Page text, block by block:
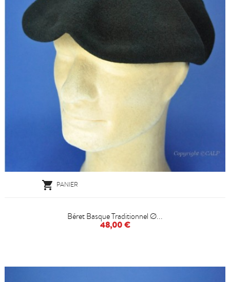
 PANIER
Béret Basque Traditionnel Ø...
48,00 €